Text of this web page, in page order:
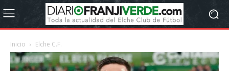
Inicio Elche C.F.